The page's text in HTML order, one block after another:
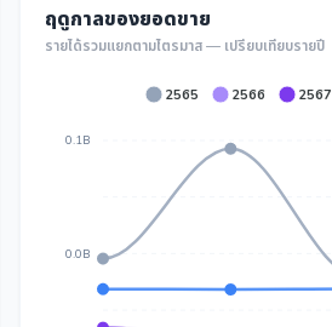
ฤดูกาลของยอดขาย
รายได้รวมแยกตามไตรมาส — เปรียบเทียบรายปี
2565 2566 2567
0.1B
0.0B